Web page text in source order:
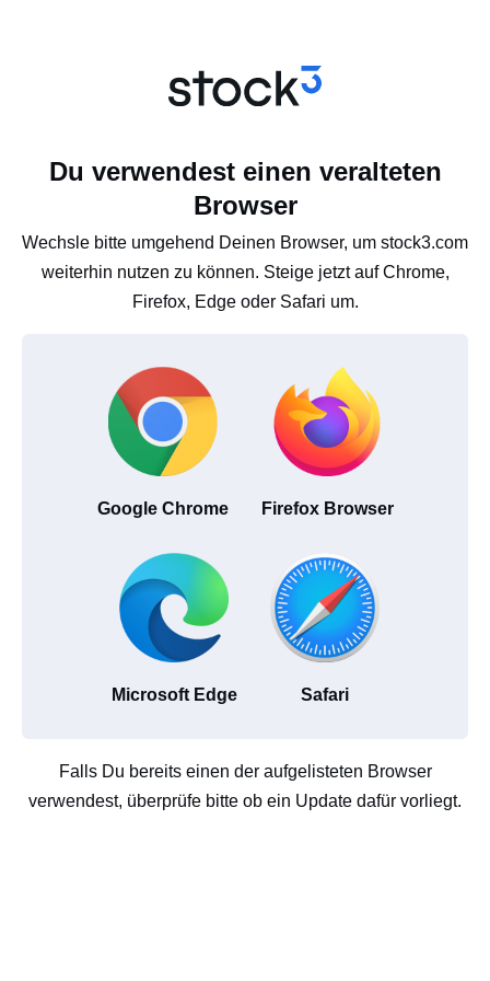
Du verwendest einen veralteten
Browser
Wechsle bitte umgehend Deinen Browser, um stock3.com
weiterhin nutzen zu können. Steige jetzt auf Chrome,
Firefox, Edge oder Safari um.
Google Chrome Firefox Browser
Microsoft Edge Safari
Falls Du bereits einen der aufgelisteten Browser
verwendest, überprüfe bitte ob ein Update dafür vorliegt.